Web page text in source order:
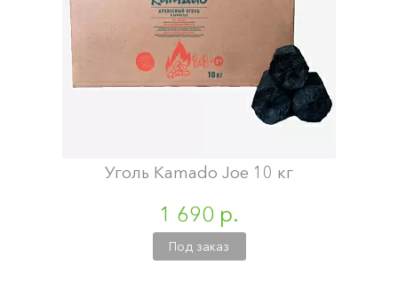
Уголь Kamado Joe 10 кг
1 690 р.
Под заказ